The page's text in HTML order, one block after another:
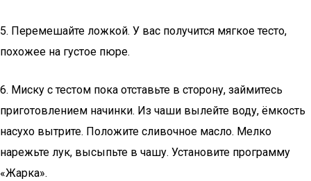
5. Перемешайте ложкой. У вас получится мягкое тесто,
похожее на густое пюре.
6. Миску с тестом пока отставьте в сторону, займитесь
приготовлением начинки. Из чаши вылейте воду, ёмкость
насухо вытрите. Положите сливочное масло. Мелко
нарежьте лук, высыпьте в чашу. Установите программу
«Жарка».